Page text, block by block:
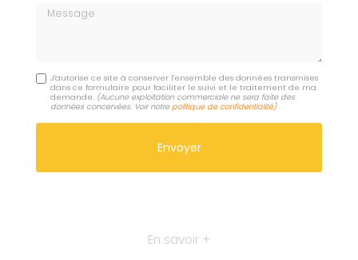
Message
J'autorise ce site à conserver l'ensemble des données transmises
dans ce formulaire pour faciliter le suivi et le traitement de ma
demande. (Aucune exploitation commerciale ne sera faite des
données concervées. Voir notre politique de confidentialité)
En savoir +